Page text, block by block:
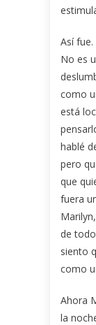
Así
No es
como
está
hablé
pero
que
fuera
de
siento
como
Ahora
la